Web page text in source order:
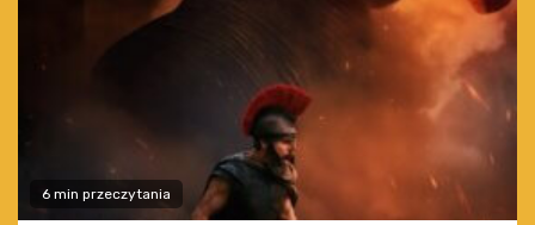
6 min przeczytania